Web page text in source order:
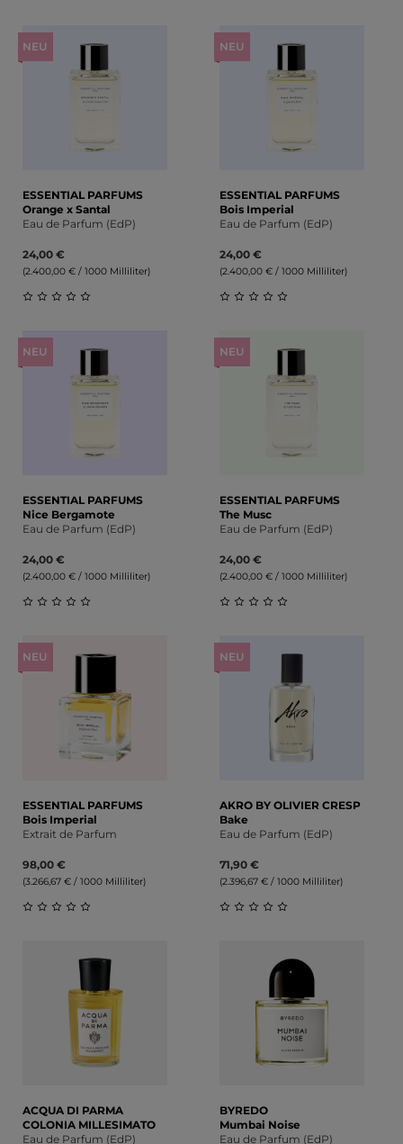
NEU
ESSENTIAL PARFUMS
Orange x Santal
Eau de Parfum (EdP)
24,00 €
(2.400,00 € / 1000 Milliliter)
NEU
ESSENTIAL PARFUMS
Bois Imperial
Eau de Parfum (EdP)
24,00 €
(2.400,00 € / 1000 Milliliter)
NEU
ESSENTIAL PARFUMS
Nice Bergamote
Eau de Parfum (EdP)
24,00 €
(2.400,00 € / 1000 Milliliter)
NEU
ESSENTIAL PARFUMS
The Musc
Eau de Parfum (EdP)
24,00 €
(2.400,00 € / 1000 Milliliter)
NEU
ESSENTIAL PARFUMS
Bois Imperial
Extrait de Parfum
98,00 €
(3.266,67 € / 1000 Milliliter)
NEU
AKRO BY OLIVIER CRESP
Bake
Eau de Parfum (EdP)
71,90 €
(2.396,67 € / 1000 Milliliter)
ACQUA DI PARMA
COLONIA MILLESIMATO
Eau de Parfum (EdP)
BYREDO
Mumbai Noise
Eau de Parfum (EdP)